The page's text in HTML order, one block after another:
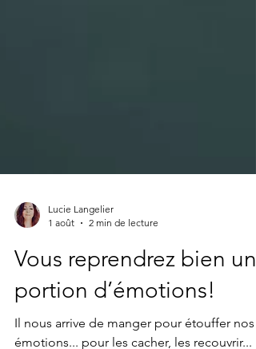
1 août
2 min de lecture
Vous reprendrez bien une
portion d’émotions!